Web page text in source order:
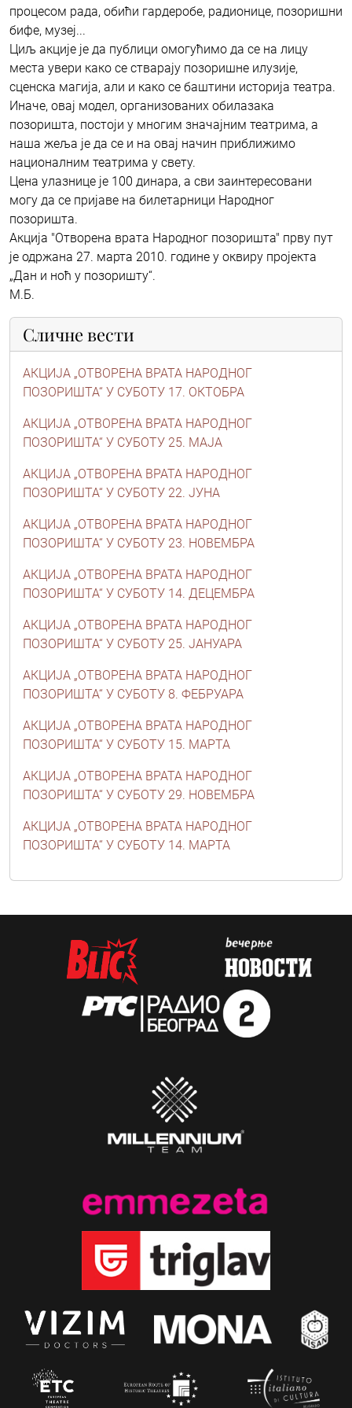
процесом рада, обићи гардеробе, радионице, позоришни
бифе, музеј...
Циљ акције је да публици омогућимо да се на лицу
места увери како се стварају позоришне илузије,
сценска магија, али и како се баштини историја театра.
Иначе, овај модел, организованих обилазака
позоришта, постоји у многим значајним театрима, а
наша жеља је да се и на овај начин приближимо
националним театрима у свету.
Цена улазнице је 100 динара, а сви заинтересовани
могу да се пријаве на билетарници Народног
позоришта.
Акција "Отворена врата Народног позоришта" прву пут
је одржана 27. марта 2010. године у оквиру пројекта
„Дан и ноћ у позоришту“.
М.Б.
Сличне вести
АКЦИЈА „ОТВОРЕНА ВРАТА НАРОДНОГ
ПОЗОРИШТА“ У СУБОТУ 17. ОКТОБРА
АКЦИЈА „ОТВОРЕНА ВРАТА НАРОДНОГ
ПОЗОРИШТА“ У СУБОТУ 25. MAJA
АКЦИЈА „ОТВОРЕНА ВРАТА НАРОДНОГ
ПОЗОРИШТА“ У СУБОТУ 22. ЈУНА
АКЦИЈА „ОТВОРЕНА ВРАТА НАРОДНОГ
ПОЗОРИШТА“ У СУБОТУ 23. НОВЕМБРА
АКЦИЈА „ОТВОРЕНА ВРАТА НАРОДНОГ
ПОЗОРИШТА“ У СУБОТУ 14. ДЕЦЕМБРА
АКЦИЈА „ОТВОРЕНА ВРАТА НАРОДНОГ
ПОЗОРИШТА“ У СУБОТУ 25. ЈАНУАРА
АКЦИЈА „ОТВОРЕНА ВРАТА НАРОДНОГ
ПОЗОРИШТА“ У СУБОТУ 8. ФЕБРУАРА
АКЦИЈА „ОТВОРЕНА ВРАТА НАРОДНОГ
ПОЗОРИШТА“ У СУБОТУ 15. МАРТА
АКЦИЈА „ОТВОРЕНА ВРАТА НАРОДНОГ
ПОЗОРИШТА“ У СУБОТУ 29. НОВЕМБРА
АКЦИЈА „ОТВОРЕНА ВРАТА НАРОДНОГ
ПОЗОРИШТА“ У СУБОТУ 14. МАРТА